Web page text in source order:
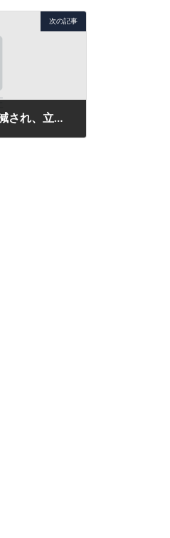
次の記事
圧迫骨折した腰椎の痛みも軽減され、立ち居振る舞いも、掛け声なしでもできるようになりました